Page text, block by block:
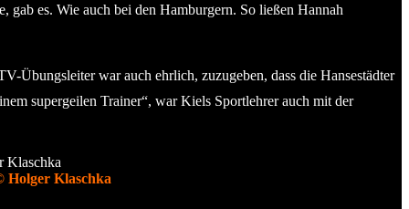
es. Wie auch bei den Hamburgern. So ließen Hannah
Übungsleiter war auch ehrlich, zuzugeben, dass die Hansestädter
supergeilen Trainer“, war Kiels Sportlehrer auch mit der
Holger Klaschka